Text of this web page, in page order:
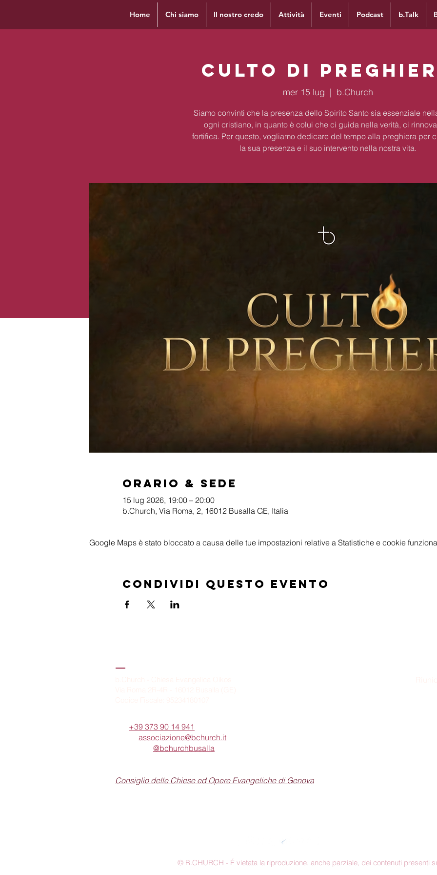
Home Chi siamo Il nostro credo Attività Eventi Podcast b.Talk
Culto di
mer 15 lug
  |
b.Church
Siamo convinti che la presenza dello Spirito Santo sia essenziale
ogni cristiano, in quanto è colui che ci guida nella verità, ci
fortifica. Per questo, vogliamo dedicare del tempo alla preghiera per
la sua presenza e il suo intervento nella nostra vita.
Orario & Sede
15 lug 2026, 19:00 – 20:00
b.Church, Via Roma, 2, 16012 Busalla GE, Italia
Google Maps è stato bloccato a causa delle tue impostazioni relative a Statistiche e cookie
Condividi questo evento
+39 373 90 14 941
associazione@bchurch.it
@bchurchbusalla
Consiglio delle Chiese ed Opere Evangeliche di Genova
© B.CHURCH - É vietata la riproduzione, anche parziale, dei contenuti presenti